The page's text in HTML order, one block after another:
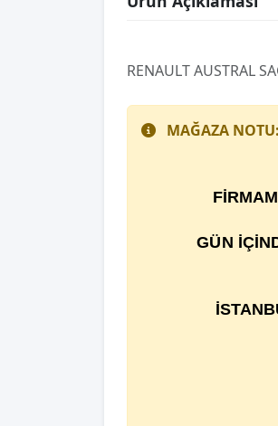
RENAULT AUSTRAL
MAĞAZA NOTU:
Fİ
GÜN